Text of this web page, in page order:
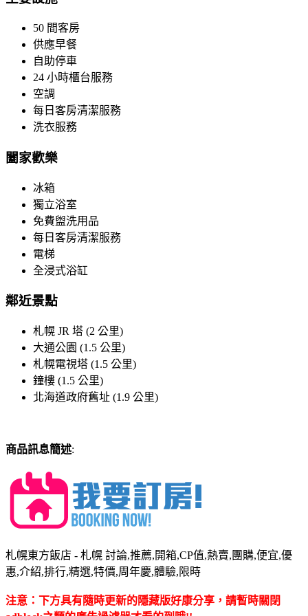
50 間客房
供應早餐
自助停車
24 小時櫃台服務
空調
每日客房清潔服務
洗衣服務
闔家歡樂
冰箱
獨立浴室
免費盥洗用品
每日客房清潔服務
電梯
全浸式浴缸
鄰近景點
札幌 JR 塔 (2 公里)
大通公園 (1.5 公里)
札幌電視塔 (1.5 公里)
鐘樓 (1.5 公里)
北海道政府舊址 (1.9 公里)
商品訊息簡述:
札幌東方飯店 - 札幌 討論,推薦,開箱,CP值,熱賣,團購,便宜,優
惠,介紹,排行,精選,特價,周年慶,體驗,限時
注意：下方具有隨時更新的隱藏版好康分享，請暫時關閉